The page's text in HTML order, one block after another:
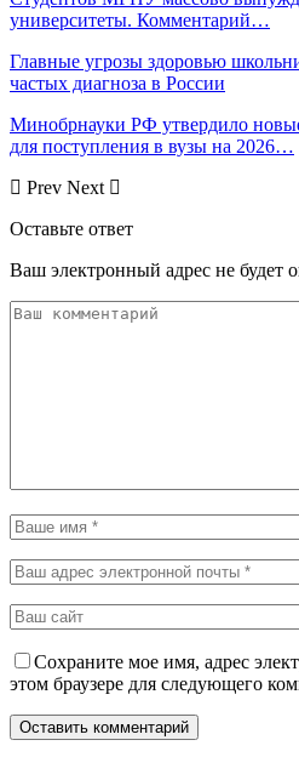
университеты. Комментарий…
Главные угрозы здоровью
частых диагноза в России
Минобрнауки РФ утвердило
для поступления в вузы на 2026…
Prev Next
Оставьте ответ
Ваш электронный адрес не будет
Сохраните мое имя, адрес
этом браузере для следующего